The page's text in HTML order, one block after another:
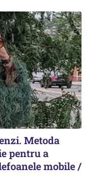
Metoda
pentru a
mobile /